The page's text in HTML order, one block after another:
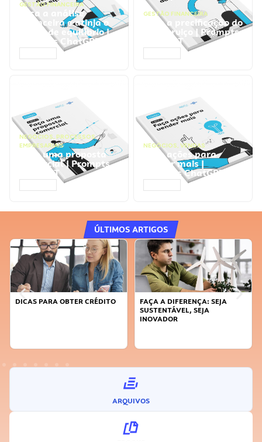
GESTÃO FINANCEIRA
Faça a análise
financeira e atinja o
ponto de equilíbrio |
Prompts ChatGPT
GESTÃO FINANCEIRA
Faça a precificação do
seu serviço | Prompts
ChatGPT
NEGÓCIOS, PROCESSOS
EMPRESARIAIS
Faça uma proposta
comercial | Prompts
ChatGPT
NEGÓCIOS, VENDAS
Faça ações para
vender mais |
Prompts ChatGPT
ÚLTIMOS ARTIGOS
DICAS PARA OBTER CRÉDITO
FAÇA A DIFERENÇA: SEJA
SUSTENTÁVEL, SEJA
INOVADOR
ARQUIVOS